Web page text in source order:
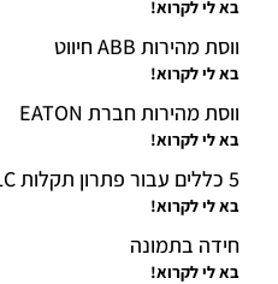
בא לי לקרוא!
ווסת מהירות ABB חיווט
בא לי לקרוא!
ווסת מהירות חברת EATON
בא לי לקרוא!
5 כללים עבור פתרון תקלות PLC במערכות מבוקרות
בא לי לקרוא!
חידה בתמונה
בא לי לקרוא!